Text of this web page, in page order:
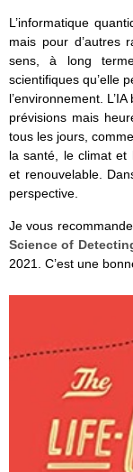
L’informatique
mais pour d’autres
sens, à long
scientifiques qu’elle
l’environnement.
prévisions mais
tous les jours,
la santé, le climat et
et renouvelable.
perspective.
Je vous
Science of
2021. C’est une